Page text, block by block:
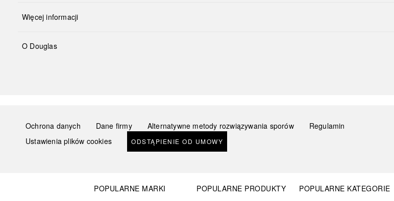
Więcej informacji
O Douglas
Ochrona danych Dane firmy Alternatywne metody rozwiązywania sporów
Regulamin
Ustawienia plików cookies
ODSTĄPIENIE OD UMOWY
POPULARNE MARKI
POPULARNE PRODUKTY
POPULARNE KATEGORIE